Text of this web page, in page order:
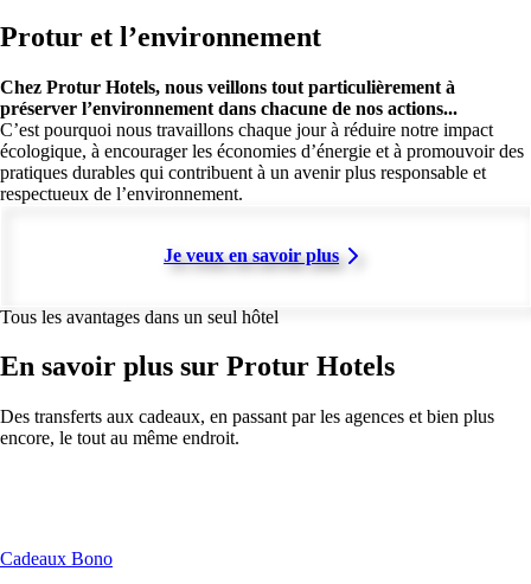
Protur et l’environnement
Chez Protur Hotels, nous veillons tout particulièrement à
préserver l’environnement dans chacune de nos actions...
C’est pourquoi nous travaillons chaque jour à réduire notre impact
écologique, à encourager les économies d’énergie et à promouvoir des
pratiques durables qui contribuent à un avenir plus responsable et
respectueux de l’environnement.
Je veux en savoir plus
Tous les avantages dans un seul hôtel
En savoir plus sur Protur Hotels
Des transferts aux cadeaux, en passant par les agences et bien plus
encore, le tout au même endroit.
Cadeaux Bono